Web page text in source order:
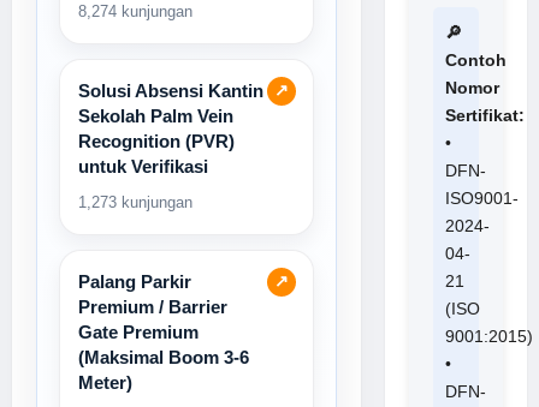
8,274 kunjungan
↗
Solusi Absensi Kantin
Sekolah Palm Vein
Recognition (PVR)
untuk Verifikasi
1,273 kunjungan
↗
Palang Parkir
Premium / Barrier
Gate Premium
(Maksimal Boom 3-6
Meter)
🔎
Contoh
Nomor
Sertifikat:
•
DFN-
ISO9001-
2024-
04-
21
(ISO
9001:2015)
•
DFN-